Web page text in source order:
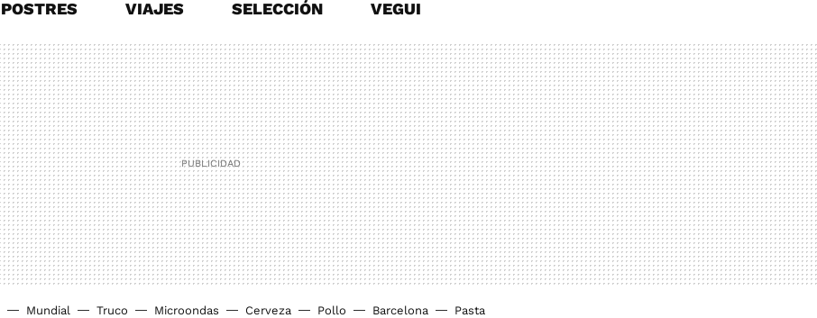
MAIL
POSTRES VIAJES SELECCIÓN VEGUI
Mundial Truco Microondas Cerveza Pollo Barcelona Pasta